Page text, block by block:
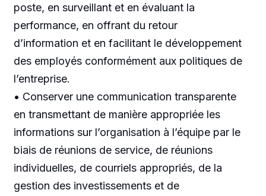
poste, en surveillant et en évaluant la
performance, en offrant du retour
d’information et en facilitant le développement
des employés conformément aux politiques de
l’entreprise.
• Conserver une communication transparente
en transmettant de manière appropriée les
informations sur l’organisation à l’équipe par le
biais de réunions de service, de réunions
individuelles, de courriels appropriés, de la
gestion des investissements et de